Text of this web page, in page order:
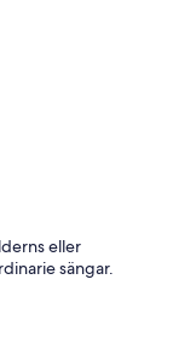
eller
sängar.